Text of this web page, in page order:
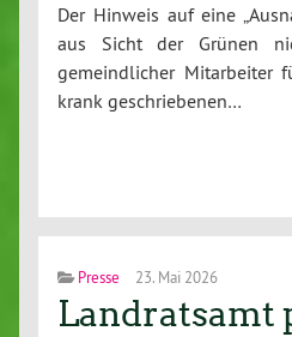
Der Hinweis auf eine
aus Sicht der Grünen
gemeindlicher Mitarbeiter
krank geschriebenen…
Presse 23. Mai 2026
Landratsamt